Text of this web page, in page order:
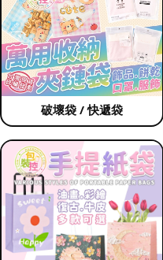
破壞袋 / 快遞袋